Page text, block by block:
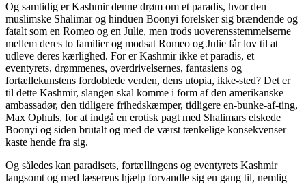
Og samtidig er Kashmir denne drøm om et paradis, hvor den
muslimske Shalimar og hinduen Boonyi forelsker sig brændende og
fatalt som en Romeo og en Julie, men trods uoverensstemmelserne
mellem deres to familier og modsat Romeo og Julie får lov til at
udleve deres kærlighed. For er Kashmir ikke et paradis, et
eventyrets, drømmenes, overdrivelsernes, fantasiens og
fortællekunstens fordoblede verden, dens utopia, ikke-sted? Det er
til dette Kashmir, slangen skal komme i form af den amerikanske
ambassadør, den tidligere frihedskæmper, tidligere en-bunke-af-ting,
Max Ophuls, for at indgå en erotisk pagt med Shalimars elskede
Boonyi og siden brutalt og med de værst tænkelige konsekvenser
kaste hende fra sig.
Og således kan paradisets, fortællingens og eventyrets Kashmir
langsomt og med læserens hjælp forvandle sig en gang til, nemlig